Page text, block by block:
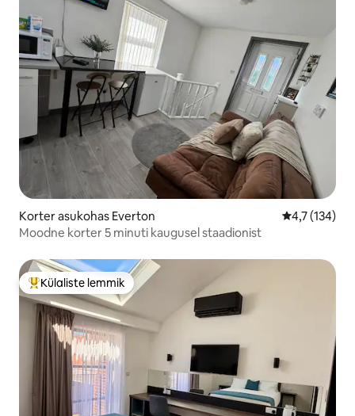
Korter asukohas Everton Keskmine
4,7 (134)
Moodne korter 5 minuti kaugusel staadionist
Külaliste suur lemmik
Külaliste lemmik